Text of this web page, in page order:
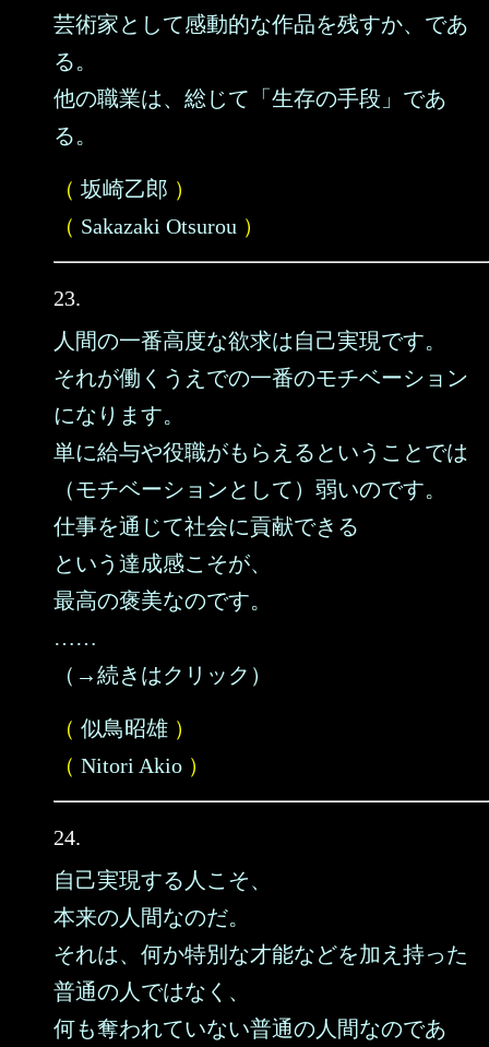
芸術家として感動的な作品を残すか、であ
る。
他の職業は、総じて「生存の手段」であ
る。
（ 坂崎乙郎 ）
（ Sakazaki Otsurou ）
23.
人間の一番高度な欲求は自己実現です。
それが働くうえでの一番のモチベーション
になります。
単に給与や役職がもらえるということでは
（モチベーションとして）弱いのです。
仕事を通じて社会に貢献できる
という達成感こそが、
最高の褒美なのです。
……
（→続きはクリック）
（ 似鳥昭雄 ）
（ Nitori Akio ）
24.
自己実現する人こそ、
本来の人間なのだ。
それは、何か特別な才能などを加え持った
普通の人ではなく、
何も奪われていない普通の人間なのであ